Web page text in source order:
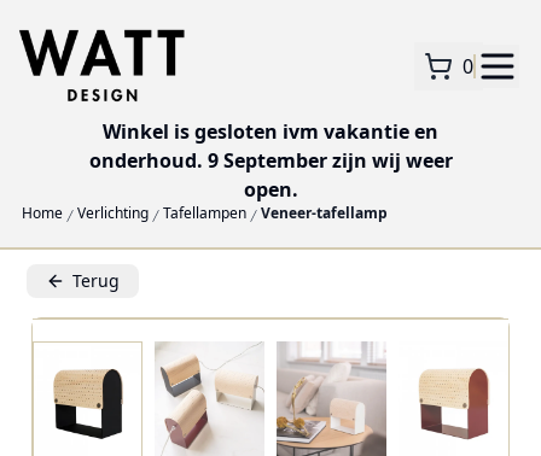
0
Winkel is gesloten ivm vakantie en
onderhoud. 9 September zijn wij weer
open.
Home Verlichting Tafellampen Veneer-tafellamp
Terug